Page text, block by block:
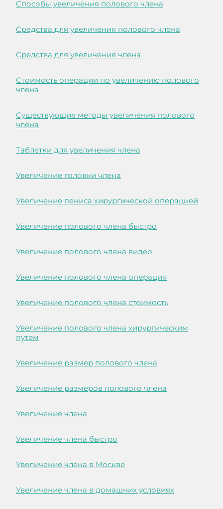
Способы увеличения полового члена
Средства для увеличения полового члена
Средства для увеличения члена
Стоимость операции по увеличению полового
члена
Существующие методы увеличения полового
члена
Таблетки для увеличения члена
Увеличение головки члена
Увеличение пениса хирургической операцией
Увеличение полового члена быстро
Увеличение полового члена видео
Увеличение полового члена операция
Увеличение полового члена стоимость
Увеличение полового члена хирургическим
путем
Увеличение размер полового члена
Увеличение размеров полового члена
Увеличение члена
Увеличение члена быстро
Увеличение члена в Москве
Увеличение члена в домашних условиях